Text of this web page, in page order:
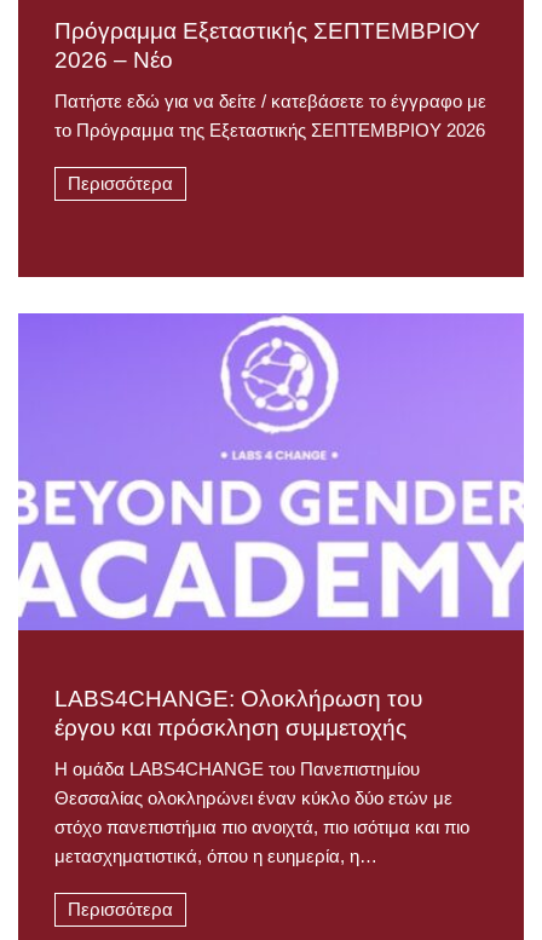
Πρόγραμμα Εξεταστικής ΣΕΠΤΕΜΒΡΙΟΥ
2026 – Νέο
Πατήστε εδώ για να δείτε / κατεβάσετε το έγγραφο με
το Πρόγραμμα της Εξεταστικής ΣΕΠΤΕΜΒΡΙΟΥ 2026
Περισσότερα
LABS4CHANGE: Ολοκλήρωση του
έργου και πρόσκληση συμμετοχής
Η ομάδα LABS4CHANGE του Πανεπιστημίου
Θεσσαλίας ολοκληρώνει έναν κύκλο δύο ετών με
στόχο πανεπιστήμια πιο ανοιχτά, πιο ισότιμα και πιο
μετασχηματιστικά, όπου η ευημερία, η…
Περισσότερα